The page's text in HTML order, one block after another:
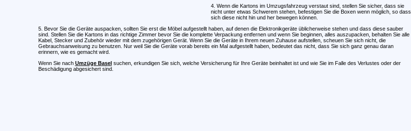
4. Wenn die Kartons im Umzugsfahrzeug verstaut sind, stellen Sie sicher, dass sie
nicht unter etwas Schwerem stehen, befestigen Sie die Boxen wenn möglich, so dass
sich diese nicht hin und her bewegen können.
5. Bevor Sie die Geräte auspacken, sollten Sie erst die Möbel aufgestellt haben, auf denen die Elektronikgeräte üblicherweise stehen und dass diese sauber
sind. Stellen Sie die Kartons in das richtige Zimmer bevor Sie die komplette Verpackung entfernen und wenn Sie beginnen, alles auszupacken, behalten Sie alle
Kabel, Stecker und Zubehör wieder mit dem zugehörigen Gerät. Wenn Sie die Geräte in Ihrem neuen Zuhause aufstellen, scheuen Sie sich nicht, die
Gebrauchsanweisung zu benutzen. Nur weil Sie die Geräte vorab bereits ein Mal aufgestellt haben, bedeutet das nicht, dass Sie sich ganz genau daran
erinnern, wie es gemacht wird.
Wenn Sie nach Umzüge Basel suchen, erkundigen Sie sich, welche Versicherung für Ihre Geräte beinhaltet ist und wie Sie im Falle des Verlustes oder der
Beschädigung abgesichert sind.